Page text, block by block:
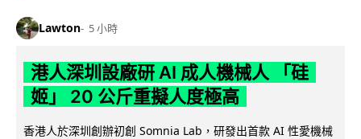
Lawton 5 小時
港人深圳設廠研 AI 成人機械人 「硅
姬」 20 公斤重擬人度極高
香港人於深圳創辦初創 Somnia Lab，研發出首款 AI 性愛機械